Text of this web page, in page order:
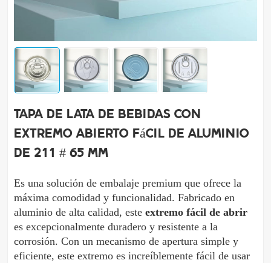
Tapa de lata de bebidas con
extremo abierto fácil de aluminio
de 211 # 65 mm
Es una solución de embalaje premium que ofrece la
máxima comodidad y funcionalidad. Fabricado en
aluminio de alta calidad, este extremo fácil de abrir
es excepcionalmente duradero y resistente a la
corrosión. Con un mecanismo de apertura simple y
eficiente, este extremo es increíblemente fácil de usar